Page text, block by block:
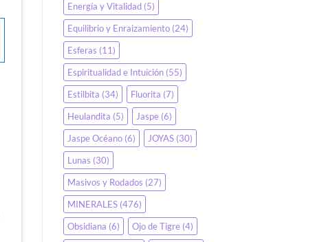
Energía y Vitalidad(5)
Equilibrio y Enraizamiento(24)
Esferas (11)
Espiritualidad e Intuición(55)
Estilbita (34) Fluorita (7)
Heulandita (5) Jaspe(6)
Jaspe Océano(6) JOYAS(30)
Lunas (30)
Masivos y Rodados (27)
MINERALES(476)
Obsidiana (6) Ojo de Tigre(4)